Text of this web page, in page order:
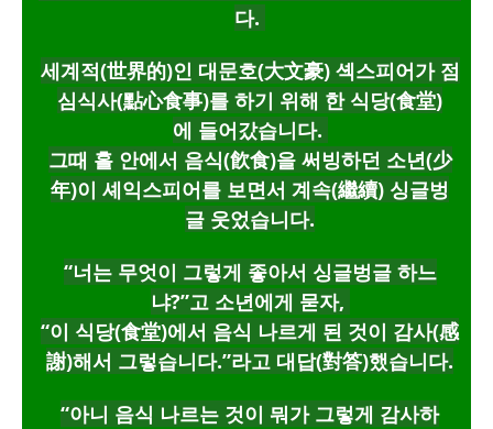
다.
세계적(世界的)인 대문호(大文豪) 셱스피어가 점
심식사(點心食事)를 하기 위해 한 식당(食堂)
에 들어갔습니다.
그때 홀 안에서 음식(飮食)을 써빙하던 소년(少
年)이 셰익스피어를 보면서 계속(繼續) 싱글벙
글 웃었습니다.
“너는 무엇이 그렇게 좋아서 싱글벙글 하느
냐?”고 소년에게 묻자,
“이 식당(食堂)에서 음식 나르게 된 것이 감사(感
謝)해서 그렇습니다.”라고 대답(對答)했습니다.
“아니 음식 나르는 것이 뭐가 그렇게 감사하